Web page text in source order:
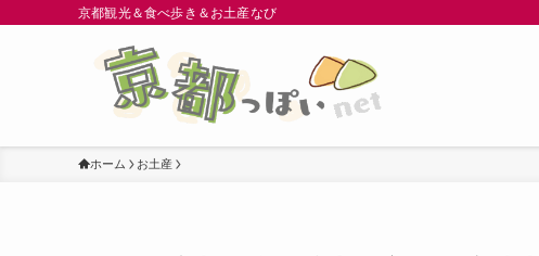
京都観光＆食べ歩き＆お土産なび
ホーム お土産